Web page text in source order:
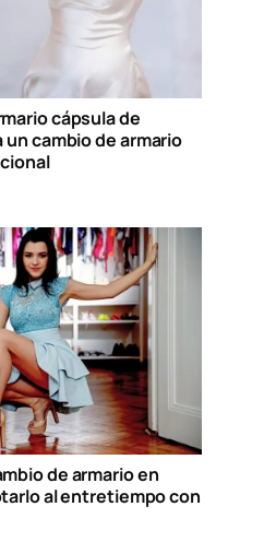
cápsula de
cambio de armario
de armario en
al entretiempo con